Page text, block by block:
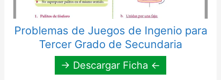
Problemas de Juegos de Ingenio para
Tercer Grado de Secundaria
→ Descargar Ficha ←